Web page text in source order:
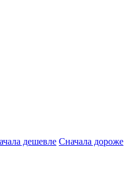
дешевле Сначала дороже